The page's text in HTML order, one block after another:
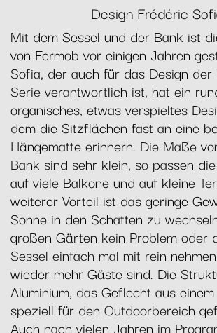
Design Frédéric
Mit dem Sessel und der Bank ist
von Fermob vor einigen Jahren
Sofia, der auch für das Design der
Serie verantwortlich ist, hat ein
organisches, etwas verspieltes
dem die Sitzflächen fast an eine
Hängematte erinnern. Die Maße
Bank sind sehr klein, so passen
auf viele Balkone und auf kleine
weiterer Vorteil ist das geringe
Sonne in den Schatten zu
großen Gärten kein Problem oder
Sessel einfach mal mit rein
wieder mehr Gäste sind. Die
Aluminium, das Geflecht aus
speziell für den Outdoorbereich
Auch nach vielen Jahren im